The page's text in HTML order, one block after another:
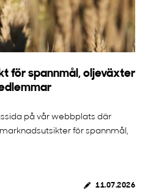
för spannmål, oljeväxter
på vår webbplats där
för spannmål,
11.07.2026